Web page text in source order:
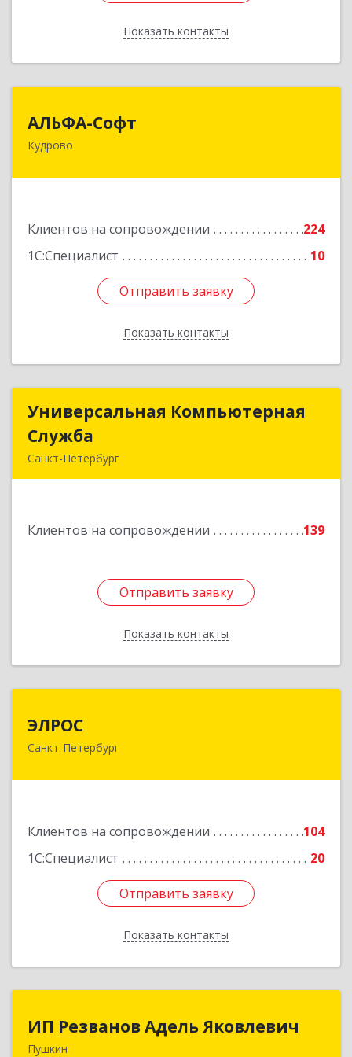
Показать контакты
Назад
АЛЬФА-Софт
Кудрово
Клиентов на сопровождении
224
1С:Специалист
10
Отправить заявку
Показать контакты
188692, Ленинградская обл, Всеволожский м.р-
Подробнее
Отправить заявку
Назад
Универсальная Компьютерная
Служба
Санкт-Петербург
Клиентов на сопровождении 139
Отправить заявку
Показать контакты
Универсальная Компьютерная
Подробнее
Отправить заявку
Назад
ЭЛРОС
Санкт-Петербург
Клиентов на сопровождении
104
1С:Специалист
20
Отправить заявку
Показать контакты
191024, Санкт-Петербург г, Тележная ул, дом №
Отправить заявку
Назад
ИП Резванов Адель Яковлевич
Пушкин
196602, Санкт-Петербург г, Пушкин г, Красной